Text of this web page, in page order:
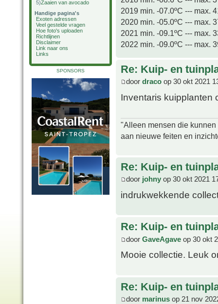
5)Zaaien van avocado
Handige pagina's
Exoten adressen
Veel gestelde vragen
Hoe foto's uploaden
Richtlijnen
Disclaimer
Link naar ons
Links
SPONSORS
2019 min. -07.0ºC --- max.
2020 min. -05.0ºC --- max.
2021 min. -09.1ºC --- max.
2022 min. -09.0ºC --- max.
Re: Kuip- en
door draco op 30 okt 2021
Inventaris kuipplanten
"Alleen mensen die
aan nieuwe feiten en
Re: Kuip- en
door johny op 30 okt 2021
indrukwekkende
Re: Kuip- en
door GaveAgave op 30 okt
Mooie collectie. Leuk
Re: Kuip- en
door marinus op 21 nov